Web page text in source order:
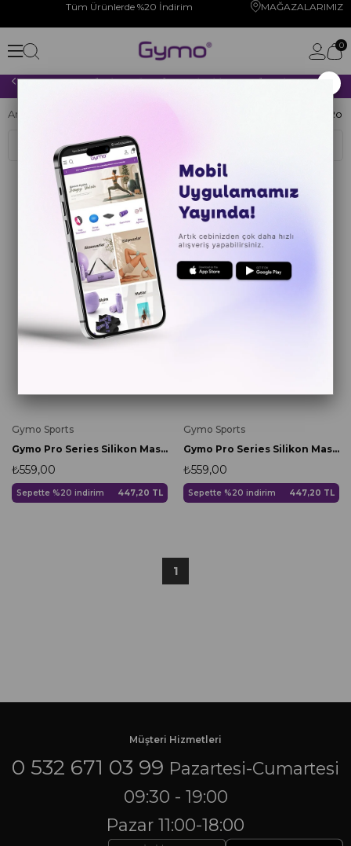
Tüm Ürünlerde %20 İndirim MAĞAZALARIMIZ
0
2000 TL VE ÜZERİ YAPACAĞINIZ TÜM ALIŞVERİŞLERİNİZDE KARGO ÜCRETSİZ!
Anasayfa Ayak Masaj
Sıralama
Gymo Sports
Gymo Pro Series Silikon Masaj Topu Siyah
₺559,00
Sepette %20 indirim 447,20 TL
Gymo Sports
Gymo Pro Series Silikon Masaj Topu Pembe
₺559,00
Sepette %20 indirim 447,20 TL
1
Müşteri Hizmetleri
0 532 671 03 99 Pazartesi-Cumartesi
09:30 - 19:00
Pazar 11:00-18:00